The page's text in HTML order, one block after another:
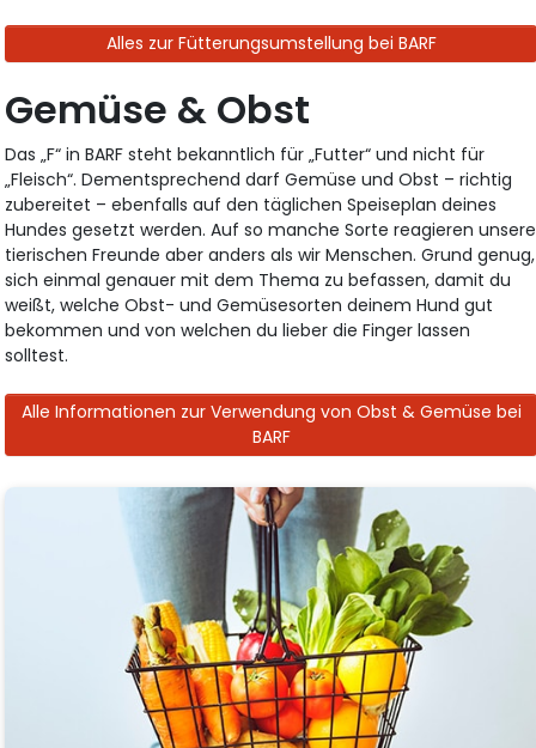
Alles zur Fütterungsumstellung bei BARF
Gemüse & Obst
Das „F“ in BARF steht bekanntlich für „Futter“ und nicht für
„Fleisch“. Dementsprechend darf Gemüse und Obst – richtig
zubereitet – ebenfalls auf den täglichen Speiseplan deines
Hundes gesetzt werden. Auf so manche Sorte reagieren unsere
tierischen Freunde aber anders als wir Menschen. Grund genug,
sich einmal genauer mit dem Thema zu befassen, damit du
weißt, welche Obst- und Gemüsesorten deinem Hund gut
bekommen und von welchen du lieber die Finger lassen
solltest.
Alle Informationen zur Verwendung von Obst & Gemüse bei
BARF